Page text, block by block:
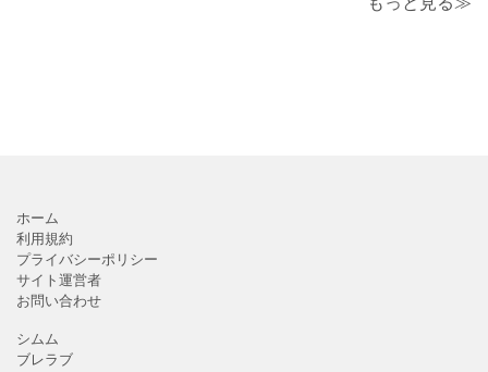
ホーム
利用規約
プライバシーポリシー
サイト運営者
お問い合わせ
シムム
ブレラブ